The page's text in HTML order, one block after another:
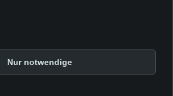
37Nur notwendige